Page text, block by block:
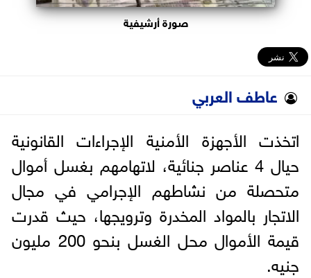
صورة أرشيفية
عاطف العربي
اتخذت الأجهزة الأمنية الإجراءات القانونية
حيال 4 عناصر جنائية، لاتهامهم بغسل أموال
متحصلة من نشاطهم الإجرامي في مجال
الاتجار بالمواد المخدرة وترويجها، حيث قدرت
قيمة الأموال محل الغسل بنحو 200 مليون
جنيه.